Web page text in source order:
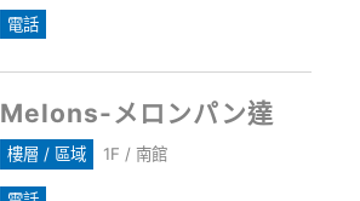
電話
Melons-メロンパン達
樓層 / 區域 1F / 南館